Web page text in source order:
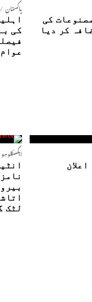
کی
کر دیا
پاکستان
کی
ایکسکلوسِو
لٹک